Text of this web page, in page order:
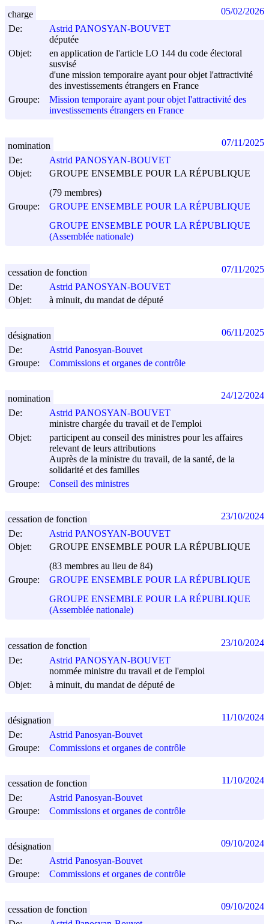
De:
Astrid PANOSYAN-BOUVET
députée
Objet:
en application de l'article LO 144 du code électoral
susvisé
d'une mission temporaire ayant pour objet l'attractivité
des investissements étrangers en France
Groupe:
Mission temporaire ayant pour objet l'attractivité des
investissements étrangers en France
charge 05/02/2026
De:
Astrid PANOSYAN-BOUVET
Objet:
GROUPE ENSEMBLE POUR LA RÉPUBLIQUE
(79 membres)
Groupe:
GROUPE ENSEMBLE POUR LA RÉPUBLIQUE
GROUPE ENSEMBLE POUR LA RÉPUBLIQUE
(Assemblée nationale)
nomination 07/11/2025
De:
Astrid PANOSYAN-BOUVET
Objet:
à minuit, du mandat de député
cessation de fonction 07/11/2025
De:
Astrid Panosyan-Bouvet
Groupe:
Commissions et organes de contrôle
désignation 06/11/2025
De:
Astrid PANOSYAN-BOUVET
ministre chargée du travail et de l'emploi
Objet:
participent au conseil des ministres pour les affaires
relevant de leurs attributions
Auprès de la ministre du travail, de la santé, de la
solidarité et des familles
Groupe:
Conseil des ministres
nomination 24/12/2024
De:
Astrid PANOSYAN-BOUVET
Objet:
GROUPE ENSEMBLE POUR LA RÉPUBLIQUE
(83 membres au lieu de 84)
Groupe:
GROUPE ENSEMBLE POUR LA RÉPUBLIQUE
GROUPE ENSEMBLE POUR LA RÉPUBLIQUE
(Assemblée nationale)
cessation de fonction 23/10/2024
De:
Astrid PANOSYAN-BOUVET
nommée ministre du travail et de l'emploi
Objet:
à minuit, du mandat de député de
cessation de fonction 23/10/2024
De:
Astrid Panosyan-Bouvet
Groupe:
Commissions et organes de contrôle
désignation 11/10/2024
De:
Astrid Panosyan-Bouvet
Groupe:
Commissions et organes de contrôle
cessation de fonction 11/10/2024
De:
Astrid Panosyan-Bouvet
Groupe:
Commissions et organes de contrôle
désignation 09/10/2024
cessation de fonction 09/10/2024